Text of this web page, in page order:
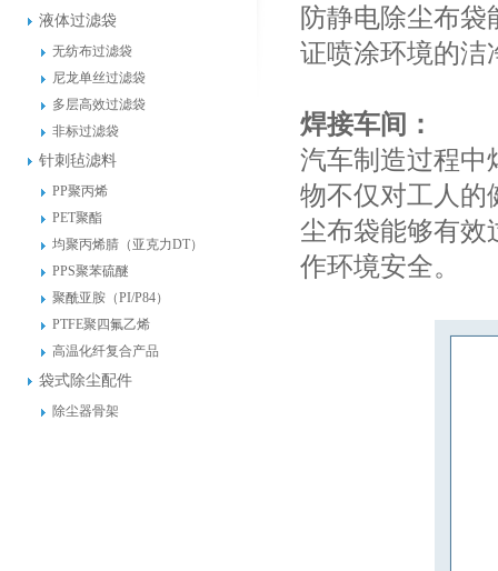
液体过滤袋
无纺布过滤袋
尼龙单丝过滤袋
多层高效过滤袋
非标过滤袋
针刺毡滤料
PP聚丙烯
PET聚酯
均聚丙烯腈（亚克力DT）
PPS聚苯硫醚
聚酰亚胺（PI/P84）
PTFE聚四氟乙烯
高温化纤复合产品
袋式除尘配件
除尘器骨架
防静电除尘布
证喷涂环境的洁
焊接车间：
汽车制造过程中
物不仅对工人的
尘布袋能够有效
作环境安全。